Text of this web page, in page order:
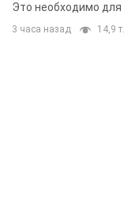
Это необходимо для
3 часа назад 14,9 т.